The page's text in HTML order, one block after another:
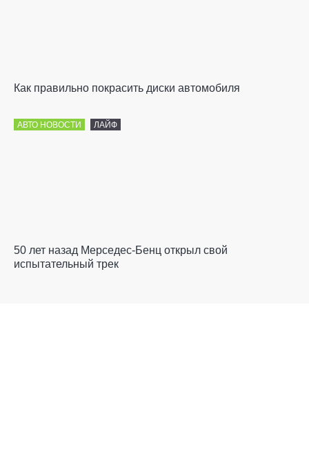
Как правильно покрасить диски автомобиля
АВТО НОВОСТИ ЛАЙФ
50 лет назад Мерседес-Бенц открыл свой
испытательный трек